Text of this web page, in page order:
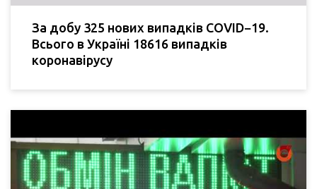
За добу 325 нових випадків COVID−19.
Всього в Україні 18616 випадків
коронавірусу